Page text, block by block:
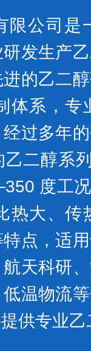
限公司是
发生产
的乙二
体系，
过多年
二醇系
度工
热大、传
点，适
天科研
温物流
供专业